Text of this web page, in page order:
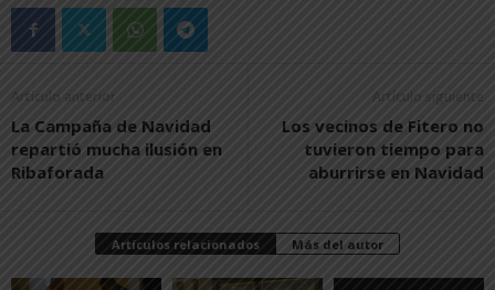
Artículo anterior
La Campaña de Navidad
repartió mucha ilusión en
Ribaforada
Artículo siguiente
Los vecinos de Fitero no
tuvieron tiempo para
aburrirse en Navidad
Artículos relacionados Más del autor